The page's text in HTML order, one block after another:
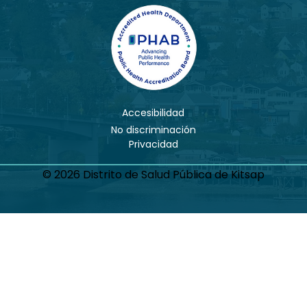
Accesibilidad
No discriminación
Privacidad
© 2026 Distrito de Salud Pública de Kitsap